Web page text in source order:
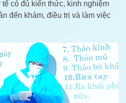
có đủ kiến thức, kinh nghiệm
đến khám, điều trị và làm việc